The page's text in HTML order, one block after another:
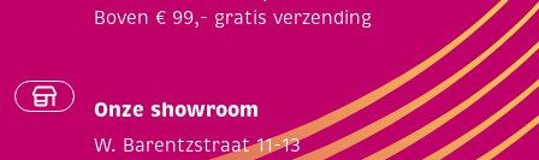
Boven € 99,- gratis verzending
Onze showroom
W. Barentzstraat 11-13